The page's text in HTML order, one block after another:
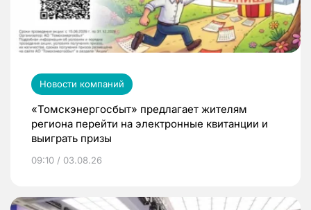
Новости компаний
«Томскэнергосбыт» предлагает жителям
региона перейти на электронные квитанции и
выиграть призы
09:10 / 03.08.26